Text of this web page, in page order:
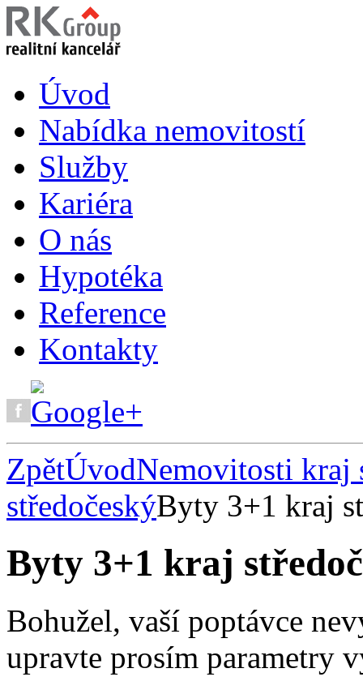
Úvod
Nabídka nemovitostí
Služby
Kariéra
O nás
Hypotéka
Reference
Kontakty
ZpětÚvodNemovitosti kraj
středočeskýByty 3+1 kraj
Byty 3+1 kraj
Bohužel, vaší poptávce
upravte prosím parametry